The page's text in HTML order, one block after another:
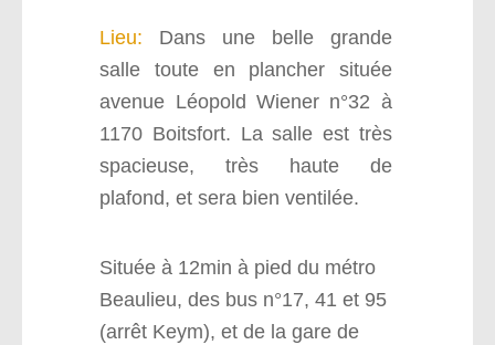
Lieu: Dans une belle grande
salle toute en plancher située
avenue Léopold Wiener n°32 à
1170 Boitsfort. La salle est très
spacieuse, très haute de
plafond, et sera bien ventilée.
Située à 12min à pied du métro
Beaulieu, des bus n°17, 41 et 95
(arrêt Keym), et de la gare de